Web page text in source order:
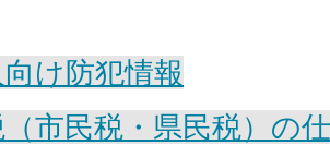
け防犯情報
市民税・県民税）の